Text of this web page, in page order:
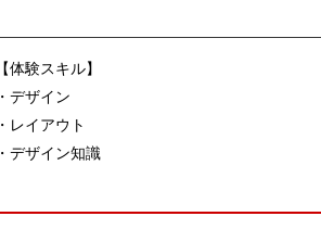
【体験スキル】
・デザイン
・レイアウト
・デザイン知識